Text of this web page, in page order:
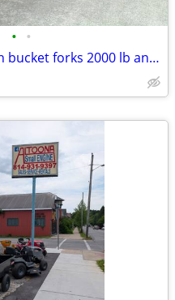
• •
Brand new clamp on bucket forks 2000 lb and 4000 lb rated